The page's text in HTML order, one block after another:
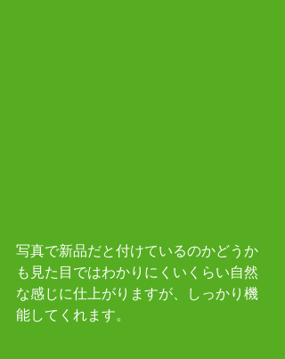
写真で新品だと付けているのかどうか
も見た目ではわかりにくいくらい自然
な感じに仕上がりますが、しっかり機
能してくれます。